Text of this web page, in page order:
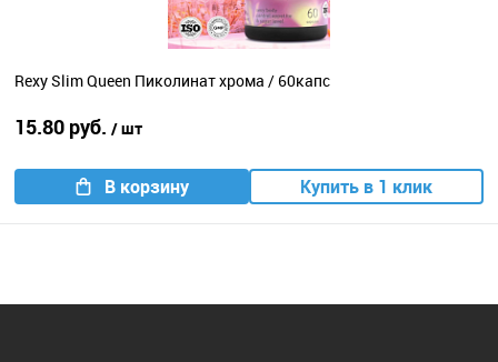
Rexy Slim Queen Пиколинат хрома / 60капс
15.80 руб. / шт
В корзину Купить в 1 клик